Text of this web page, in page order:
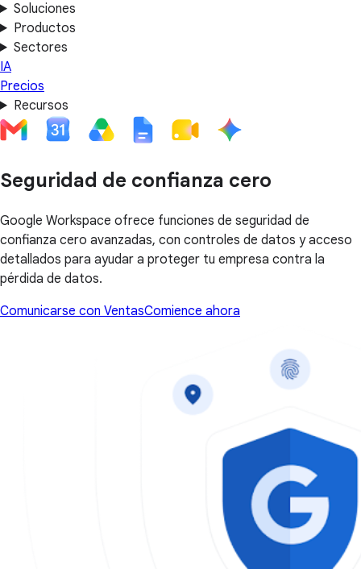
Soluciones
Productos
Sectores
IA
Precios
Recursos
Seguridad de confianza cero
Google Workspace ofrece funciones de seguridad de
confianza cero avanzadas, con controles de datos y acceso
detallados para ayudar a proteger tu empresa contra la
pérdida de datos.
Comunicarse con VentasComience ahora